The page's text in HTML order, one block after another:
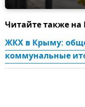
Читайте также
ЖКХ в Крыму:
коммунальные